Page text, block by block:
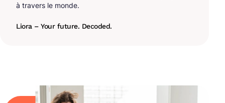
à travers le monde.
Liora – Your future. Decoded.